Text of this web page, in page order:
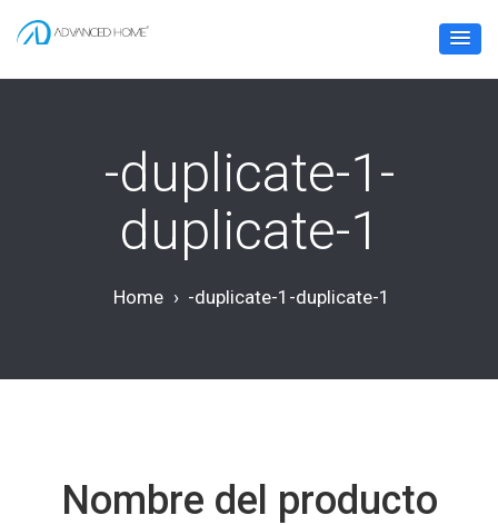
-duplicate-1-
duplicate-1
Home › -duplicate-1-duplicate-1
Nombre del producto